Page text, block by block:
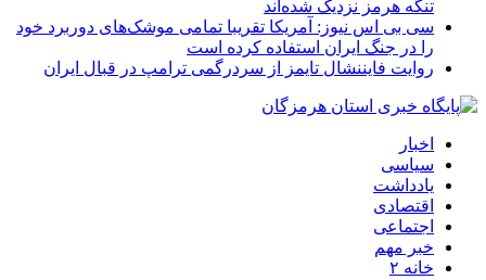
تنگه هرمز نزدیک شده‌اند
سی بی اس نیوز: آمریکا تقریبا تمامی موشک‌های دوربرد خود
را در جنگ ایران استفاده کرده است
روایت فایننشال تایمز از سردرگمی ترامپ در قبال ایران
اخبار
سیاسی
یادداشت
اقتصادی
اجتماعی
خبر مهم
خانه ۲